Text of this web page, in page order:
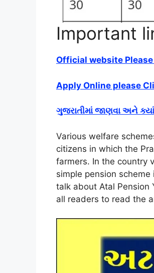
Important
Official website
Apply Online please
ગુજરાતીમાં જાણવા અને
Various welfare
citizens in which the
farmers. In the country
simple pension
talk about Atal Pension
all readers to read the